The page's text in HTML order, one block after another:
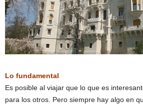
Lo fundamental
Es posible al viajar que lo que es
para los otros. Pero siempre hay algo en